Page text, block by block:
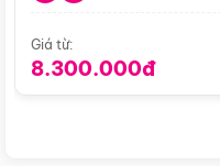
Giá từ:
8.300.000đ